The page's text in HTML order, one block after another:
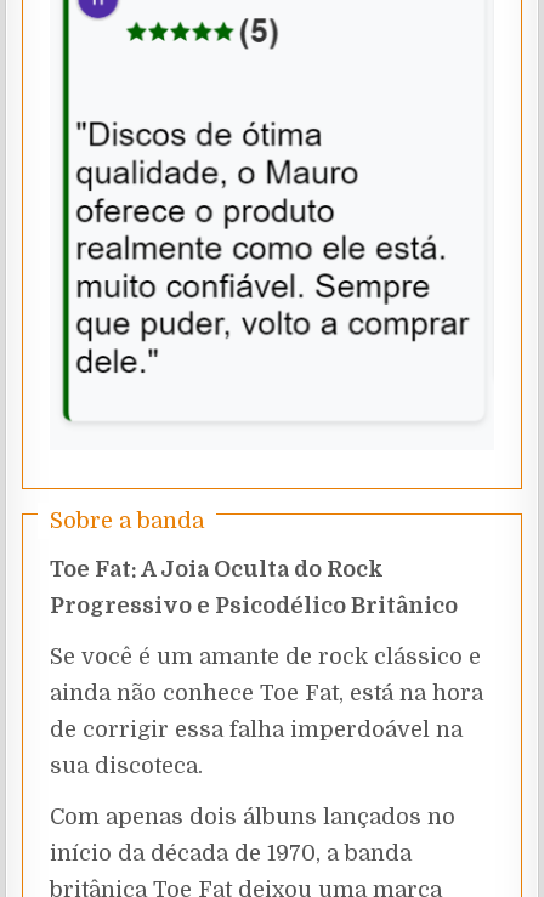
Sobre a banda
Toe Fat: A Joia Oculta do Rock
Progressivo e Psicodélico Britânico
Se você é um amante de rock clássico e
ainda não conhece Toe Fat, está na hora
de corrigir essa falha imperdoável na
sua discoteca.
Com apenas dois álbuns lançados no
início da década de 1970, a banda
britânica Toe Fat deixou uma marca